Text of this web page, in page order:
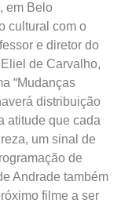
em Belo
cultural com o
e diretor do
de Carvalho,
“Mudanças
distribuição
atitude que cada
um sinal de
de
Andrade também
filme a ser